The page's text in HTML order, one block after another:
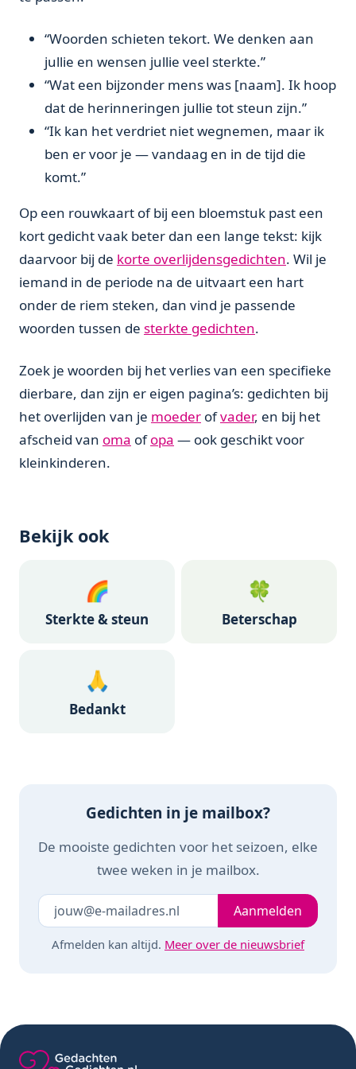
“Woorden schieten tekort. We denken aan
jullie en wensen jullie veel sterkte.”
“Wat een bijzonder mens was [naam]. Ik hoop
dat de herinneringen jullie tot steun zijn.”
“Ik kan het verdriet niet wegnemen, maar ik
ben er voor je — vandaag en in de tijd die
komt.”
Op een rouwkaart of bij een bloemstuk past een
kort gedicht vaak beter dan een lange tekst: kijk
daarvoor bij de korte overlijdensgedichten. Wil je
iemand in de periode na de uitvaart een hart
onder de riem steken, dan vind je passende
woorden tussen de sterkte gedichten.
Zoek je woorden bij het verlies van een specifieke
dierbare, dan zijn er eigen pagina’s: gedichten bij
het overlijden van je moeder ofvader, en bij het
afscheid van oma ofopa — ook geschikt voor
kleinkinderen.
Bekijk ook
🌈
Sterkte & steun
🍀
Beterschap
🙏
Bedankt
Gedichten in je mailbox?
De mooiste gedichten voor het seizoen, elke
twee weken in je mailbox.
Laat dit veld leeg Je e-mailadresAanmelden
Afmelden kan altijd. Meer over de nieuwsbrief